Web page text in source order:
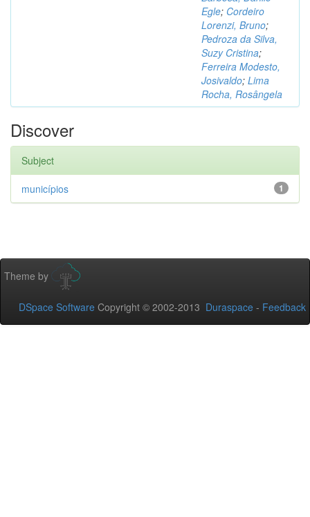
Egle; Cordeiro
Lorenzi, Bruno;
Pedroza da Silva,
Suzy Cristina;
Ferreira Modesto,
Josivaldo; Lima
Rocha, Rosângela
Discover
Subject
1
municípios
Theme by
DSpace Software Copyright © 2002-2013 Duraspace - Feedback